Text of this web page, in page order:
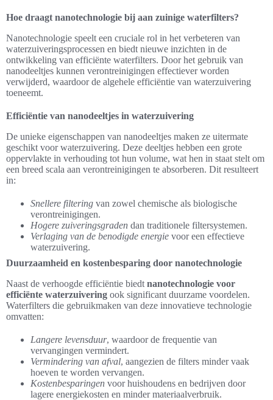
Hoe draagt nanotechnologie bij aan zuinige waterfilters?
Nanotechnologie speelt een cruciale rol in het verbeteren van
waterzuiveringsprocessen en biedt nieuwe inzichten in de
ontwikkeling van efficiënte waterfilters. Door het gebruik van
nanodeeltjes kunnen verontreinigingen effectiever worden
verwijderd, waardoor de algehele efficiëntie van waterzuivering
toeneemt.
Efficiëntie van nanodeeltjes in waterzuivering
De unieke eigenschappen van nanodeeltjes maken ze uitermate
geschikt voor waterzuivering. Deze deeltjes hebben een grote
oppervlakte in verhouding tot hun volume, wat hen in staat stelt om
een breed scala aan verontreinigingen te absorberen. Dit resulteert
in:
Snellere filtering van zowel chemische als biologische
verontreinigingen.
Hogere zuiveringsgraden dan traditionele filtersystemen.
Verlaging van de benodigde energie voor een effectieve
waterzuivering.
Duurzaamheid en kostenbesparing door nanotechnologie
Naast de verhoogde efficiëntie biedt nanotechnologie voor
efficiënte waterzuivering ook significant duurzame voordelen.
Waterfilters die gebruikmaken van deze innovatieve technologie
omvatten:
Langere levensduur, waardoor de frequentie van
vervangingen vermindert.
Vermindering van afval, aangezien de filters minder vaak
hoeven te worden vervangen.
Kostenbesparingen voor huishoudens en bedrijven door
lagere energiekosten en minder materiaalverbruik.